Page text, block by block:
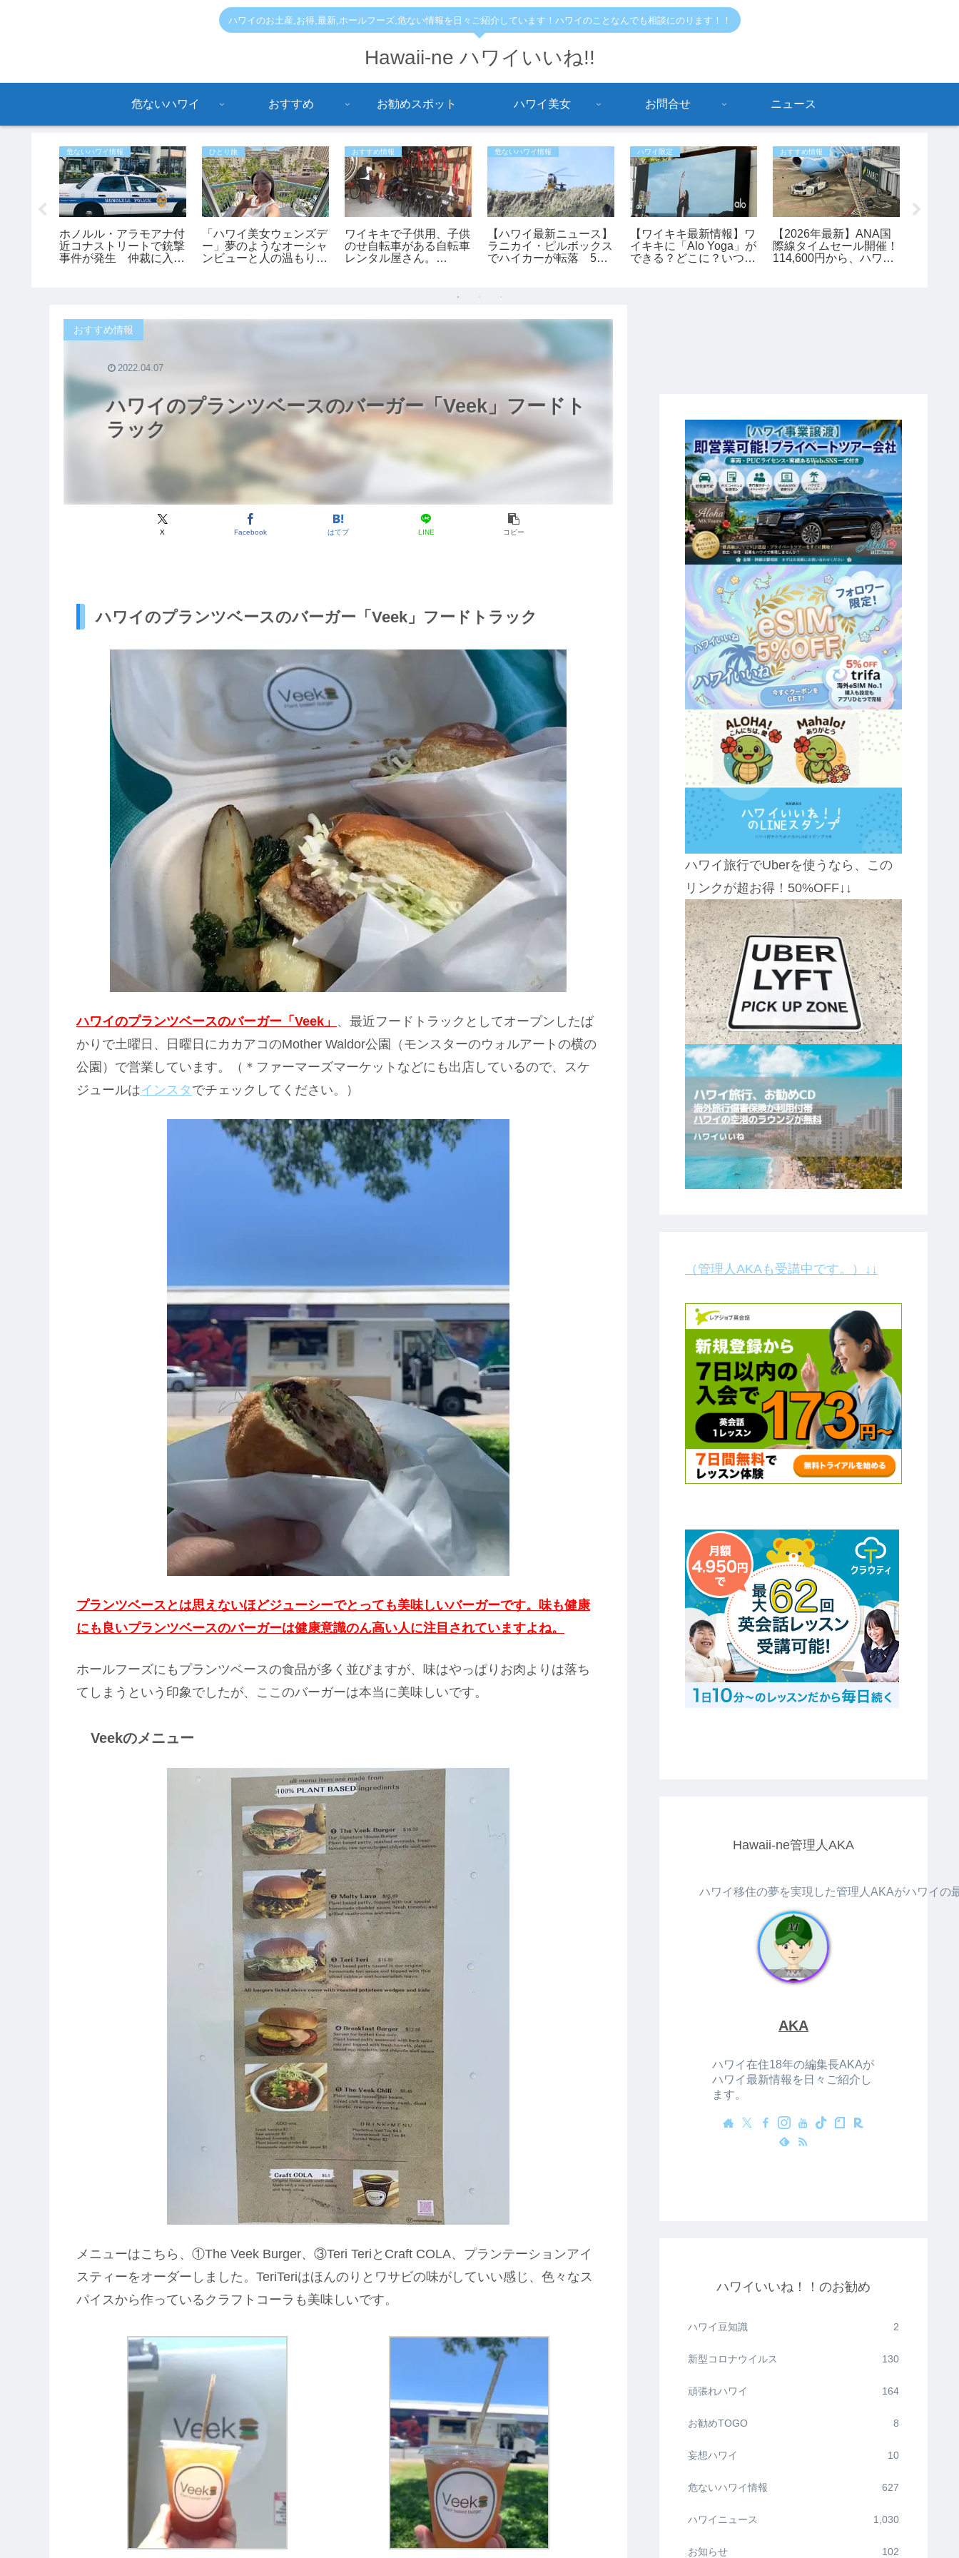
ハワイのお土産,お得,最新,ホールフーズ,危ない情報を日々ご紹介しています！ハワイのことなんでも相談にのります！！
Hawaii-ne ハワイいいね!!
危ないハワイ おすすめ お勧めスポット ハワイ美女 お問合せ ニュース
危ないハワイ情報
ホノルル・アラモアナ付
近コナストリートで銃撃
事件が発生 仲裁に入っ
ひとり旅
「ハワイ美女ウェンズデ
ー」夢のようなオーシャ
ンビューと人の温もりに
おすすめ情報
ワイキキで子供用、子供
のせ自転車がある自転車
レンタル屋さん。
危ないハワイ情報
【ハワイ最新ニュース】
ラニカイ・ピルボックス
でハイカーが転落 53
ハワイ限定
【ワイキキ最新情報】ワ
イキキに「Alo Yoga」が
できる？どこに？いつで
おすすめ情報
【2026年最新】ANA国
際線タイムセール開催！
114,600円から、ハワイ
ハワイのプランツベースのバーガー「Veek」フードト
ラック
おすすめ情報
X Facebook はてブ LINE コピー
2022.04.07
ハワイのプランツベースのバーガー「Veek」フードトラック
ハワイのプランツベースのバーガー「Veek」 、最近フードトラックとしてオープンしたば
かりで土曜日、日曜日にカカアコのMother Waldor公園（モンスターのウォルアートの横の
公園）で営業しています。（＊ファーマーズマーケットなどにも出店しているので、スケ
ジュールはインスタ でチェックしてください。）
プランツベースとは思えないほどジューシーでとっても美味しいバーガーです。味も健康
にも良いプランツベースのバーガーは健康意識のん高い人に注目されていますよね。
ホールフーズにもプランツベースの食品が多く並びますが、味はやっぱりお肉よりは落ち
てしまうという印象でしたが、ここのバーガーは本当に美味しいです。
Veekのメニュー
メニューはこちら、①The Veek Burger、③Teri TeriとCraft COLA、プランテーションアイ
スティーをオーダーしました。TeriTeriはほんのりとワサビの味がしていい感じ、色々なス
パイスから作っているクラフトコーラも美味しいです。
ハワイ旅行でUberを使うなら、この
リンクが超お得！50%OFF↓↓
（管理人AKAも受講中です。）↓↓
Hawaii-ne管理人AKA
ハワイ移住の夢を実現した管理人AKAがハワイの
AKA
ハワイ在住18年の編集長AKAが
ハワイ最新情報を日々ご紹介し
ます。
ハワイいいね！！のお勧め
ハワイ豆知識 2
新型コロナウイルス 130
頑張れハワイ 164
お勧めTOGO 8
妄想ハワイ 10
危ないハワイ情報 627
ハワイニュース 1,030
お知らせ 102